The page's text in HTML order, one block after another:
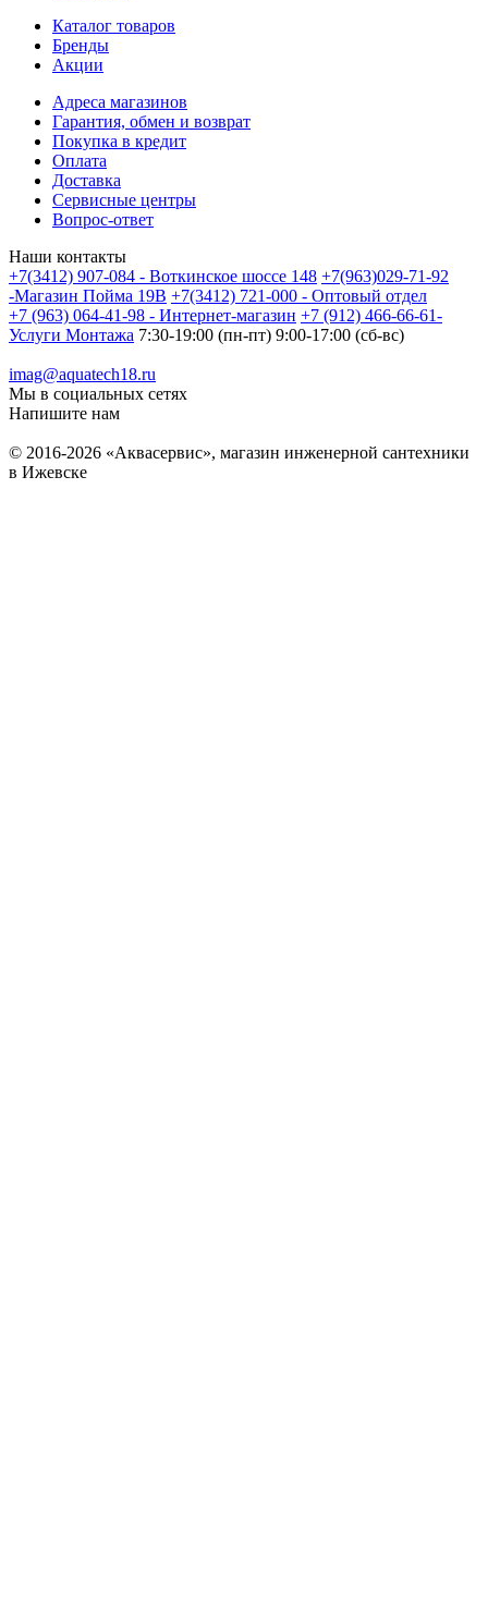
Каталог товаров
Бренды
Акции
Адреса магазинов
Гарантия, обмен и возврат
Покупка в кредит
Оплата
Доставка
Сервисные центры
Вопрос-ответ
Наши контакты
+7(3412) 907-084 - Воткинское шоссе 148 +7(963)029-71-92
-Магазин Пойма 19В +7(3412) 721-000 - Оптовый отдел
+7 (963) 064-41-98 - Интернет-магазин +7 (912) 466-66-61-
Услуги Монтажа 7:30-19:00 (пн-пт) 9:00-17:00 (сб-вс)
imag@aquatech18.ru
Мы в социальных сетях
Напишите нам
© 2016-2026 «Аквасервис», магазин инженерной сантехники
в Ижевске